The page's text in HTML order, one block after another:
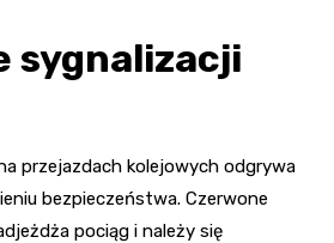
sygnalizacji
przejazdach kolejowych odgrywa
bezpieczeństwa. Czerwone
pociąg i należy się